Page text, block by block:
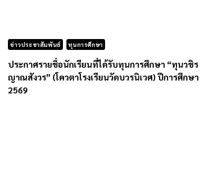
ข่าวประชาสัมพันธ์ ทุนการศึกษา
ประกาศรายชื่อนักเรียนที่ได้รับทุนการศึกษา “ทุนวชิร
ญาณสังวร” (โควตาโรงเรียนวัดบวรนิเวศ) ปีการศึกษา
2569